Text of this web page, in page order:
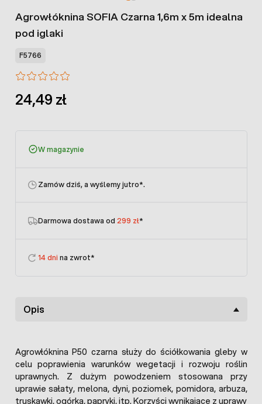
Agrowłóknina SOFIA Czarna 1,6m x 5m idealna
pod iglaki
F5766
24,49 zł
W magazynie
Zamów dziś, a wyślemy jutro*.
Darmowa dostawa od 299 zł*
14 dni na zwrot*
Opis
Agrowłóknina P50 czarna służy do ściółkowania gleby w
celu poprawienia warunków wegetacji i rozwoju roślin
uprawnych. Z dużym powodzeniem stosowana przy
uprawie sałaty, melona, dyni, poziomek, pomidora, arbuza,
truskawki, ogórka, papryki, itp. Korzyści wynikające z uprawy